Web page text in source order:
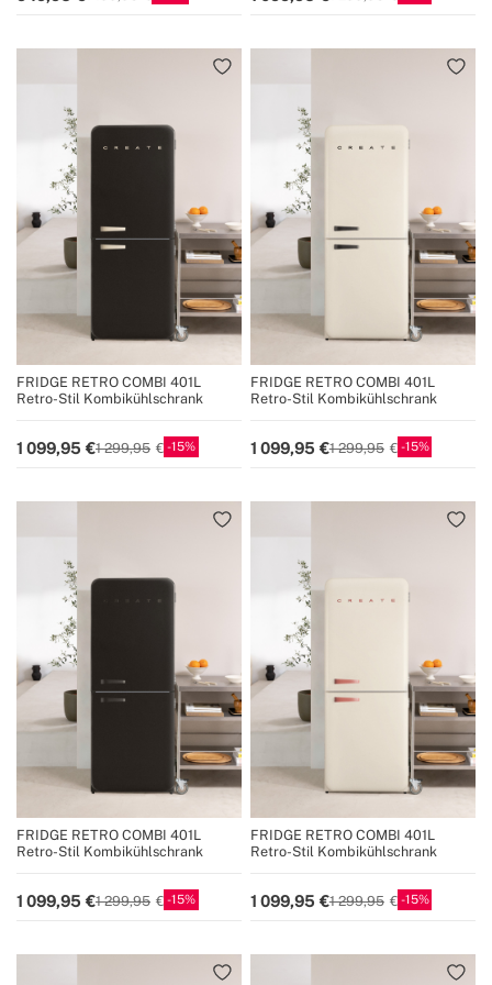
FRIDGE RETRO COMBI 401L
Retro-Stil Kombikühlschrank
1 099,95 1 299,95 15
FRIDGE RETRO COMBI 401L
Retro-Stil Kombikühlschrank
1 099,95 1 299,95 15
FRIDGE RETRO COMBI 401L
Retro-Stil Kombikühlschrank
1 099,95 1 299,95 15
FRIDGE RETRO COMBI 401L
Retro-Stil Kombikühlschrank
1 099,95 1 299,95 15